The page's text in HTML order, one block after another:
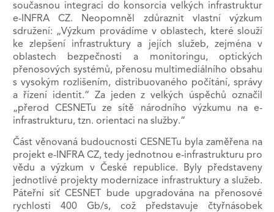
současnou integraci do konsorcia velkých infrastruktur
e-INFRA CZ. Neopomněl zdůraznit vlastní výzkum
sdružení: „Výzkum provádíme v oblastech, které slouží
ke zlepšení infrastruktury a jejích služeb, zejména v
oblastech bezpečnosti a monitoringu, optických
přenosových systémů, přenosu multimediálního obsahu
s vysokým rozlišením, distribuovaného počítání, správy
a řízení identit.“ Za jeden z velkých úspěchů označil
„přerod CESNETu ze sítě národního výzkumu na e-
infrastrukturu, tzn. orientaci na služby.“
Část věnovaná budoucnosti CESNETu byla zaměřena na
projekt e-INFRA CZ, tedy jednotnou e-infrastrukturu pro
vědu a výzkum v České republice. Byly představeny
jednotlivé projekty modernizace infrastruktury a služeb.
Páteřní síť CESNET bude upgradována na přenosové
rychlosti 400 Gb/s, což představuje čtyřnásobek